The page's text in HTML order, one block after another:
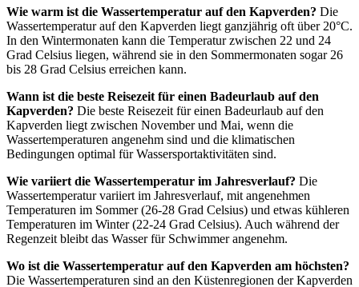
Wie warm ist die Wassertemperatur auf den Kapverden? Die
Wassertemperatur auf den Kapverden liegt ganzjährig oft über 20°C.
In den Wintermonaten kann die Temperatur zwischen 22 und 24
Grad Celsius liegen, während sie in den Sommermonaten sogar 26
bis 28 Grad Celsius erreichen kann.
Wann ist die beste Reisezeit für einen Badeurlaub auf den
Kapverden? Die beste Reisezeit für einen Badeurlaub auf den
Kapverden liegt zwischen November und Mai, wenn die
Wassertemperaturen angenehm sind und die klimatischen
Bedingungen optimal für Wassersportaktivitäten sind.
Wie variiert die Wassertemperatur im Jahresverlauf? Die
Wassertemperatur variiert im Jahresverlauf, mit angenehmen
Temperaturen im Sommer (26-28 Grad Celsius) und etwas kühleren
Temperaturen im Winter (22-24 Grad Celsius). Auch während der
Regenzeit bleibt das Wasser für Schwimmer angenehm.
Wo ist die Wassertemperatur auf den Kapverden am höchsten?
Die Wassertemperaturen sind an den Küstenregionen der Kapverden